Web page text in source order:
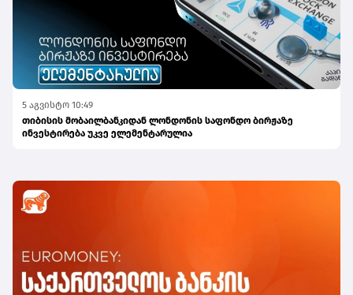
5 აგვისტო 10:49
თიბისის მობაილბანკიდან ლონდონის საფონდო ბირჟაზე
ინვესტირება უკვე ელემენტარულია